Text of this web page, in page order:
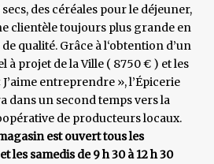
des céréales pour le déjeuner,
clientèle toujours plus grande en
qualité. Grâce à l‘obtention d’un
à projet de la Ville ( 8750 € ) et les
entreprendre », l’Épicerie
dans un second temps vers la
de producteurs locaux.
est ouvert tous les
les samedis de 9 h 30 à 12 h 30